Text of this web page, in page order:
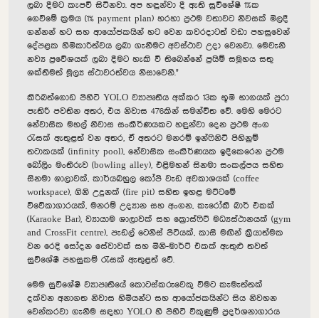
ලබා දීමට කැපවී සිටිනවා. අප හඳුන්වා දී ඇති සුවිශේෂී 1%ක
ගෙවීමේ ක්‍රමය (1% payment plan) හරහා ප්‍රථම වතාවට නිවසක් මිලදී
ගන්නන් හට සහ ආයෝජකයින් හට වෙන කවරදාටත් වඩා පහසුවෙන්
දේපළක හිමිකාරිත්වය ලබා ගැනීමට අවස්ථාව උදා වෙනවා. මෙවැනි
නව්‍ය ප්‍රවේශයක් ලබා දීමට හැකි වී තිබෙන්නේ ප්‍රයිම් සමූහය සතු
ශක්තිමත් මූල්‍ය ස්ථාවරත්වය නිසාවෙනි."
කිරිබත්ගොඩ පිහිටි YOLO ව්‍යාපෘතිය අක්කර 13ක භූමි භාගයක් පුරා
පැතිරී පවතින අතර, එය නිවාස 476කින් සමන්විත වේ. මෙහි මෙරට
නේවාසික මහල් නිවාස සංකීර්ණයකට හඳුන්වා දෙන ප්‍රථම අංග
රැසක් ඇතුළත් වන අතර, ඒ අතරට මනරම් ඉන්ෆිනිටි පිහිනුම්
තටාකයක් (infinity pool), නේවාසික සංකීර්ණයක ඉදිකෙරෙන ප්‍රථම
බෝලිං මංතීරුව (bowling alley), එළිමහන් සිනමා සංකල්පය සහිත
සිනමා ශාලාවක්, කාර්යබහුල කෝපි වැඩ අවකාශයක් (coffee
workspace), ගිනි උදුනක් (fire pit) සහිත ඉහළ මට්ටමේ
විවේකාගාරයක්, මනරම් උද්‍යාන සහ අංගන, කැරෝකී බාර් එකක්
(Karaoke Bar), ව්‍යායාම ශාලාවක් සහ ක්‍රොස්ෆිට් මධ්‍යස්ථානයක් (gym
and CrossFit centre), පැඩල් ටෙනිස් පිටියක්, කාසි මඟින් ක්‍රියාත්මක
වන රෙදි සෝදන සේවාවක් සහ මිනි-මාර්ට් එකක් ඇතුළු තවත්
සුවිශේෂී පහසුකම් රැසක් ඇතුළත් වේ.
මෙම සුවිශේෂී ව්‍යාපෘතියේ කොටස්කරුවෙකු වීමට කැමැත්තක්
දක්වන අනාගත නිවාස හිමියන්ට සහ ආයෝජකයින්ට සිය නිවහන
වෙන්කරවා ගැනීම සඳහා YOLO හි පිහිටි විකුණුම් ප්‍රදර්ශනාගාරය